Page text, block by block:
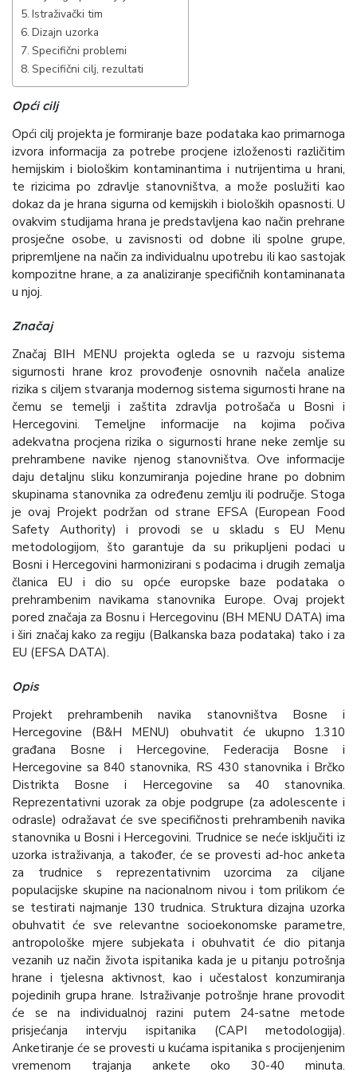
Istraživački tim
Dizajn uzorka
Specifični problemi
Specifični cilj, rezultati
Opći cilj
Opći cilj projekta je formiranje baze podataka kao primarnoga
izvora informacija za potrebe procjene izloženosti različitim
hemijskim i biološkim kontaminantima i nutrijentima u hrani,
te rizicima po zdravlje stanovništva, a može poslužiti kao
dokaz da je hrana sigurna od kemijskih i bioloških opasnosti. U
ovakvim studijama hrana je predstavljena kao način prehrane
prosječne osobe, u zavisnosti od dobne ili spolne grupe,
pripremljene na način za individualnu upotrebu ili kao sastojak
kompozitne hrane, a za analiziranje specifičnih kontaminanata
u njoj.
Značaj
Značaj BIH MENU projekta ogleda se u razvoju sistema
sigurnosti hrane kroz provođenje osnovnih načela analize
rizika s ciljem stvaranja modernog sistema sigurnosti hrane na
čemu se temelji i zaštita zdravlja potrošača u Bosni i
Hercegovini. Temeljne informacije na kojima počiva
adekvatna procjena rizika o sigurnosti hrane neke zemlje su
prehrambene navike njenog stanovništva. Ove informacije
daju detaljnu sliku konzumiranja pojedine hrane po dobnim
skupinama stanovnika za određenu zemlju ili područje. Stoga
je ovaj Projekt podržan od strane EFSA (European Food
Safety Authority) i provodi se u skladu s EU Menu
metodologijom, što garantuje da su prikupljeni podaci u
Bosni i Hercegovini harmonizirani s podacima i drugih zemalja
članica EU i dio su opće europske baze podataka o
prehrambenim navikama stanovnika Europe. Ovaj projekt
pored značaja za Bosnu i Hercegovinu (BH MENU DATA) ima
i širi značaj kako za regiju (Balkanska baza podataka) tako i za
EU (EFSA DATA).
Opis
Projekt prehrambenih navika stanovništva Bosne i
Hercegovine (B&H MENU) obuhvatit će ukupno 1.310
građana Bosne i Hercegovine, Federacija Bosne i
Hercegovine sa 840 stanovnika, RS 430 stanovnika i Brčko
Distrikta Bosne i Hercegovine sa 40 stanovnika.
Reprezentativni uzorak za obje podgrupe (za adolescente i
odrasle) odražavat će sve specifičnosti prehrambenih navika
stanovnika u Bosni i Hercegovini. Trudnice se neće isključiti iz
uzorka istraživanja, a također, će se provesti ad-hoc anketa
za trudnice s reprezentativnim uzorcima za ciljane
populacijske skupine na nacionalnom nivou i tom prilikom će
se testirati najmanje 130 trudnica. Struktura dizajna uzorka
obuhvatit će sve relevantne socioekonomske parametre,
antropološke mjere subjekata i obuhvatit će dio pitanja
vezanih uz način života ispitanika kada je u pitanju potrošnja
hrane i tjelesna aktivnost, kao i učestalost konzumiranja
pojedinih grupa hrane. Istraživanje potrošnje hrane provodit
će se na individualnoj razini putem 24-satne metode
prisjećanja intervju ispitanika (CAPI metodologija).
Anketiranje će se provesti u kućama ispitanika s procijenjenim
vremenom trajanja ankete oko 30-40 minuta.